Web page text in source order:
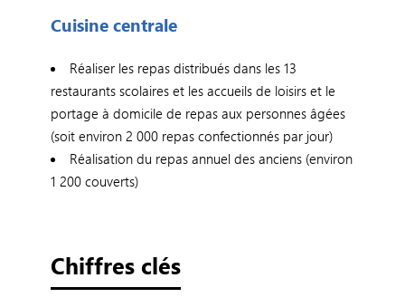
Cuisine centrale
Réaliser les repas distribués dans les 13
restaurants scolaires et les accueils de loisirs et le
portage à domicile de repas aux personnes âgées
(soit environ 2 000 repas confectionnés par jour)
Réalisation du repas annuel des anciens (environ
1 200 couverts)
Chiffres clés